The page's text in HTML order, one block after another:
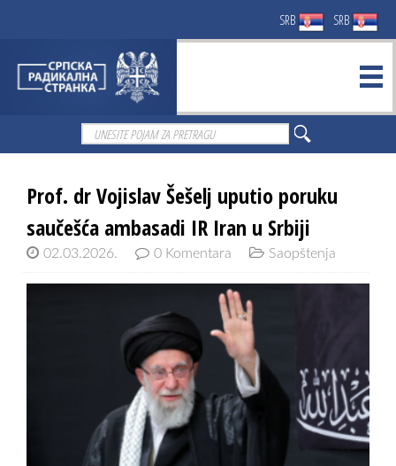
SRB SRB
Prof. dr Vojislav Šešelj uputio poruku
saučešća ambasadi IR Iran u Srbiji
02.03.2026. 0 Komentara Saopštenja